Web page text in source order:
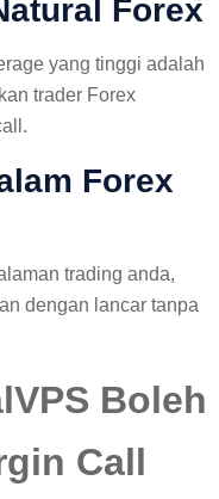
Forex
yang tinggi adalah
trader Forex
Forex
trading anda,
dengan lancar tanpa
Boleh
Call